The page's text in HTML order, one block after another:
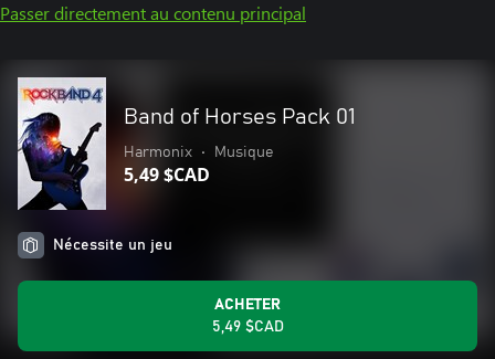
Passer directement au contenu principal
Band of Horses Pack 01
Harmonix • Musique
5,49 $CAD
Nécessite un jeu
ACHETER
5,49 $CAD